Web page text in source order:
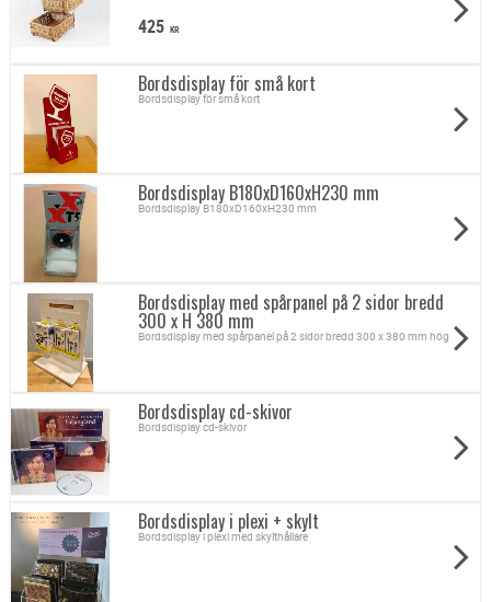
425 KR
Bordsdisplay för små kort
Bordsdisplay för små kort
Bordsdisplay B180xD160xH230 mm
Bordsdisplay B180xD160xH230 mm
Bordsdisplay med spårpanel på 2 sidor bredd
300 x H 380 mm
Bordsdisplay med spårpanel på 2 sidor bredd 300 x 380 mm hög
Bordsdisplay cd-skivor
Bordsdisplay cd-skivor
Bordsdisplay i plexi + skylt
Bordsdisplay i plexi med skylthållare